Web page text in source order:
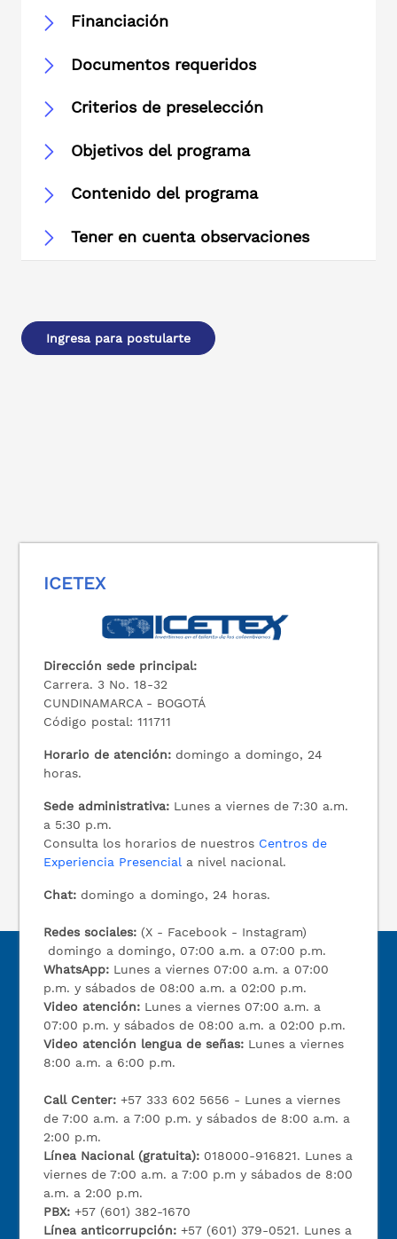
Financiación
Documentos requeridos
Criterios de preselección
Objetivos del programa
Contenido del programa
Tener en cuenta observaciones
Ingresa para postularte
ICETEX
Dirección sede principal:
Carrera. 3 No. 18-32
CUNDINAMARCA - BOGOTÁ
Código postal: 111711
Horario de atención: domingo a domingo, 24
horas.
Sede administrativa: Lunes a viernes de 7:30 a.m.
a 5:30 p.m.
Consulta los horarios de nuestros Centros de
Experiencia Presencial a nivel nacional.
Chat: domingo a domingo, 24 horas.
Redes sociales: (X - Facebook - Instagram)
domingo a domingo, 07:00 a.m. a 07:00 p.m.
WhatsApp: Lunes a viernes 07:00 a.m. a 07:00
p.m. y sábados de 08:00 a.m. a 02:00 p.m.
Video atención: Lunes a viernes 07:00 a.m. a
07:00 p.m. y sábados de 08:00 a.m. a 02:00 p.m.
Video atención lengua de señas: Lunes a viernes
8:00 a.m. a 6:00 p.m.
Call Center:+57 333 602 5656 - Lunes a viernes
de 7:00 a.m. a 7:00 p.m. y sábados de 8:00 a.m. a
2:00 p.m.
Línea Nacional (gratuita): 018000-916821. Lunes a
viernes de 7:00 a.m. a 7:00 p.m y sábados de 8:00
a.m. a 2:00 p.m.
PBX:+57 (601) 382-1670
Línea anticorrupción:+57 (601) 379-0521. Lunes a